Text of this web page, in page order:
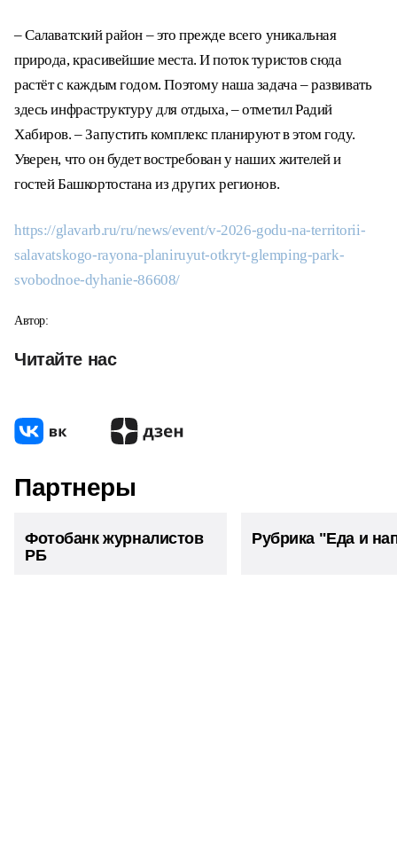
стране, адаптированный для людей с
ограниченными возможностями здоровья.
– Салаватский район – это прежде всего
уникальная природа, красивейшие места. И
поток туристов сюда растёт с каждым годом.
Поэтому наша задача – развивать здесь
Хабиров. – Запустить комплекс планируют в
этом году. Уверен, что он будет востребован у
наших жителей и гостей Башкортостана из
https://glavarb.ru/ru/news/event/v-2026-godu-na-
Автор:
Читайте нас